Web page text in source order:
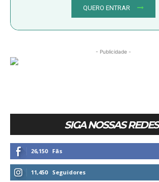
QUERO ENTRAR
- Publicidade -
SIGA NOSSAS REDES
26,150 Fãs
11,450 Seguidores